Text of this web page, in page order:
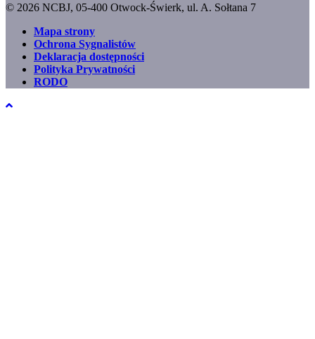
© 2026 NCBJ, 05-400 Otwock-Świerk, ul. A. Sołtana 7
Footer
menu
Mapa strony
Ochrona Sygnalistów
Deklaracja dostępności
Polityka Prywatności
RODO